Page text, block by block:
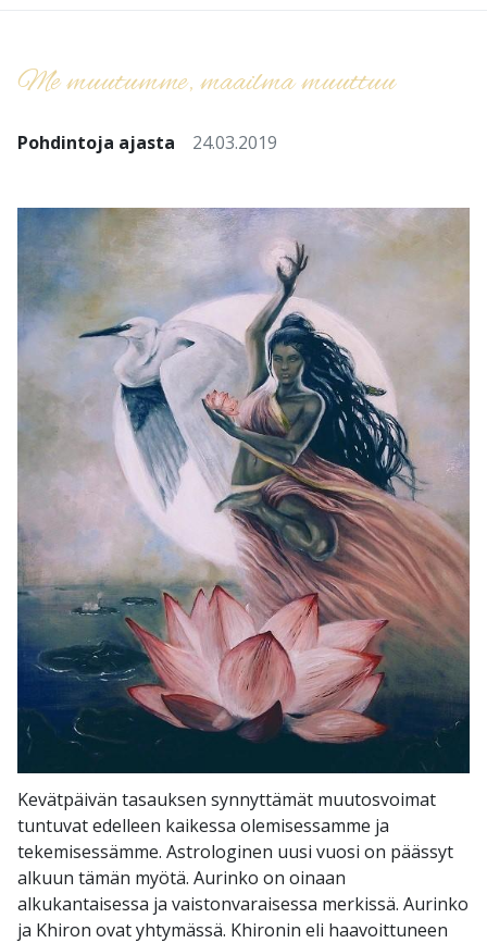
Me muutumme, maailma muuttuu
Pohdintoja ajasta 24.03.2019
Kevätpäivän tasauksen synnyttämät muutosvoimat
tuntuvat edelleen kaikessa olemisessamme ja
tekemisessämme. Astrologinen uusi vuosi on päässyt
alkuun tämän myötä. Aurinko on oinaan
alkukantaisessa ja vaistonvaraisessa merkissä. Aurinko
ja Khiron ovat yhtymässä. Khironin eli haavoittuneen